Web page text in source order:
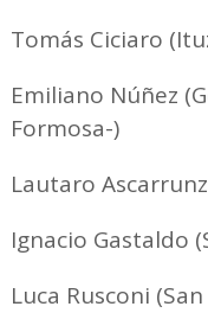
Tomás Ciciaro
Emiliano Núñez
Formosa-)
Lautaro
Ignacio Gastaldo
Luca Rusconi